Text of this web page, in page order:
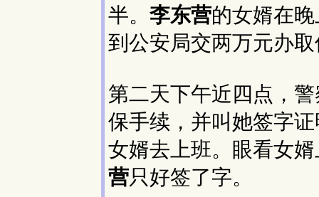
半。 李东营的女婿在
到公安局交两万元办
第二天下午近四点，
保手续，并叫她签字
女婿去上班。眼看女
营只好签了字。